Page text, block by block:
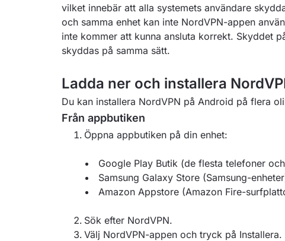
vilket innebär att alla systemets användare
och samma enhet kan inte NordVPN-appen
inte kommer att kunna ansluta korrekt. Skyddet
skyddas på samma sätt.
Ladda ner och installera
Du kan installera NordVPN på Android på flera
Från appbutiken
Öppna appbutiken på din enhet:
Google Play Butik (de flesta telefoner
Samsung Galaxy Store (Samsung-
Amazon Appstore (Amazon Fire-
Sök efter NordVPN.
Välj NordVPN-appen och tryck på Installera.